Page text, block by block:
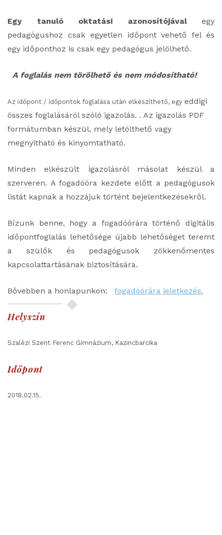
Egy tanuló oktatási azonosítójávalegy
pedagógushoz csak egyetlen időpont vehető fel és
egy időponthoz is csak egy pedagógus jelölhető.
A foglalás nem törölhető és nem módosítható!
Az időpont / időpontok foglalása után elkészíthető, egy eddigi
összes foglalásáról szóló igazolás. . Az igazolás PDF
formátumban készül, mely letölthető vagy
megnyitható és kinyomtatható.
Minden elkészült igazolásról másolat készül a
szerveren. A fogadóóra kezdete előtt a pedagógusok
listát kapnak a hozzájuk történt bejelentkezésekről.
Bízunk benne, hogy a fogadóórára történő digitális
időpontfoglalás lehetősége újabb lehetőséget teremt
a szülők és pedagógusok zökkenőmentes
kapcsolattartásának biztosítására.
Bővebben a honlapunkon: fogadóórára jeletkezés.
Helyszín
Szalézi Szent Ferenc Gimnázium, Kazincbarcika
Időpont
2018.02.15.